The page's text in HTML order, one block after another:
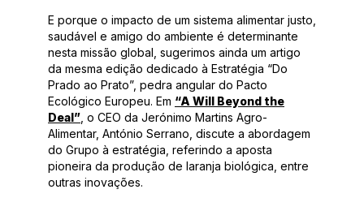
E porque o impacto de um sistema alimentar justo,
saudável e amigo do ambiente é determinante
nesta missão global, sugerimos ainda um artigo
da mesma edição dedicado à Estratégia “Do
Prado ao Prato”, pedra angular do Pacto
Ecológico Europeu. Em “A Will Beyond the
Deal” , o CEO da Jerónimo Martins Agro-
Alimentar, António Serrano, discute a abordagem
do Grupo à estratégia, referindo a aposta
pioneira da produção de laranja biológica, entre
outras inovações.